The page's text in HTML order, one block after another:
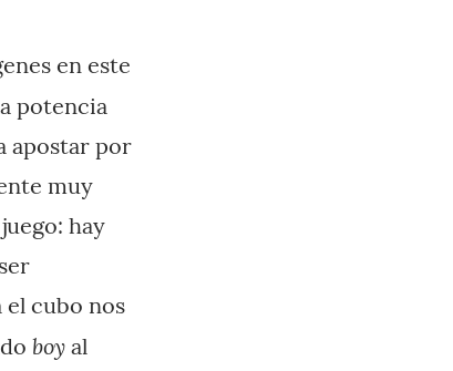
en este
potencia
apostar por
muy
hay
el cubo nos
boy al